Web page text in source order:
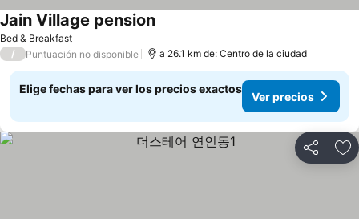
Bed & Breakfast
Jain Village pension
/ Puntuación no disponible a 26.1 km de: Centro de la ciudad
Elige fechas para ver los precios exactos
Ver precios
Compartir